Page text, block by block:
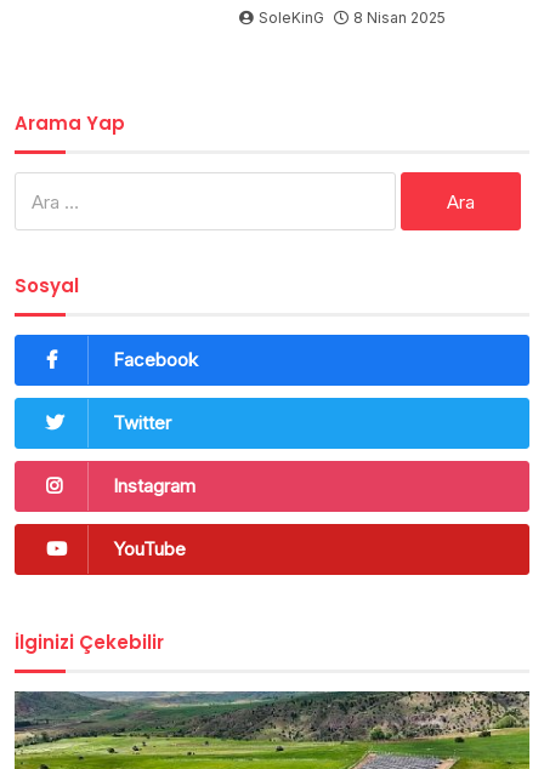
SoleKinG 8 Nisan 2025
Arama Yap
Sosyal
Facebook
Twitter
Instagram
YouTube
İlginizi Çekebilir